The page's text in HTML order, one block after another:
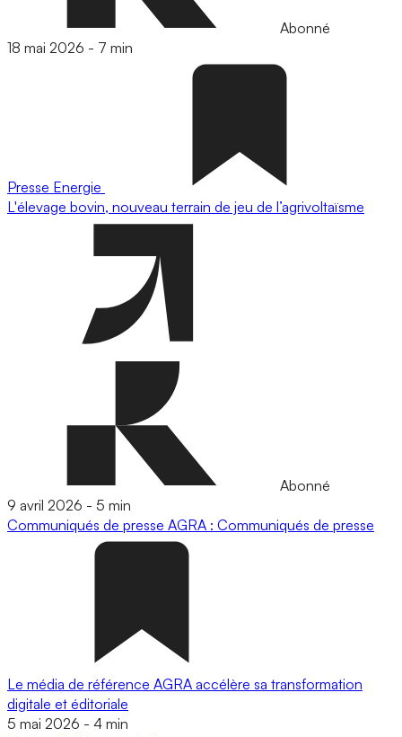
Abonné
18 mai 2026 - 7 min
Presse Energie
L'élevage bovin, nouveau terrain de jeu de l’agrivoltaïsme
Abonné
9 avril 2026 - 5 min
Communiqués de presse AGRA : Communiqués de presse
Le média de référence AGRA accélère sa transformation
digitale et éditoriale
5 mai 2026 - 4 min